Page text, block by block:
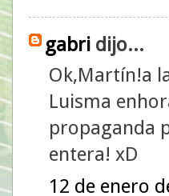
gabri dijo...
Ok,Martín!a
Luisma
propaganda
entera! xD
12 de enero